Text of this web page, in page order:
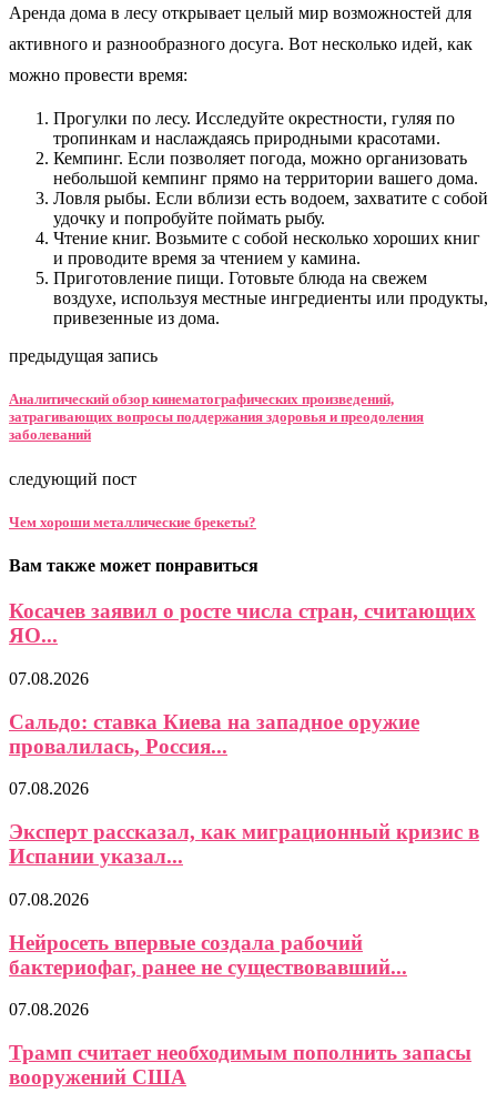
Аренда дома в лесу открывает целый мир возможностей для
активного и разнообразного досуга. Вот несколько идей, как
можно провести время:
Прогулки по лесу. Исследуйте окрестности, гуляя по
тропинкам и наслаждаясь природными красотами.
Кемпинг. Если позволяет погода, можно организовать
небольшой кемпинг прямо на территории вашего дома.
Ловля рыбы. Если вблизи есть водоем, захватите с собой
удочку и попробуйте поймать рыбу.
Чтение книг. Возьмите с собой несколько хороших книг
и проводите время за чтением у камина.
Приготовление пищи. Готовьте блюда на свежем
воздухе, используя местные ингредиенты или продукты,
привезенные из дома.
предыдущая запись
Аналитический обзор кинематографических произведений,
затрагивающих вопросы поддержания здоровья и преодоления
заболеваний
следующий пост
Чем хороши металлические брекеты?
Вам также может понравиться
Косачев заявил о росте числа стран, считающих
ЯО...
07.08.2026
Сальдо: ставка Киева на западное оружие
провалилась, Россия...
07.08.2026
Эксперт рассказал, как миграционный кризис в
Испании указал...
07.08.2026
Нейросеть впервые создала рабочий
бактериофаг, ранее не существовавший...
07.08.2026
Трамп считает необходимым пополнить запасы
вооружений США